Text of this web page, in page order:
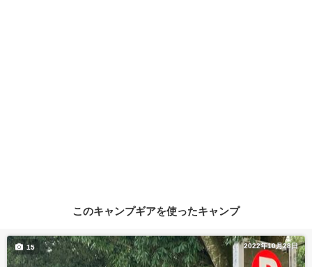
このキャンプギアを使ったキャンプ
2022年10月28日
15